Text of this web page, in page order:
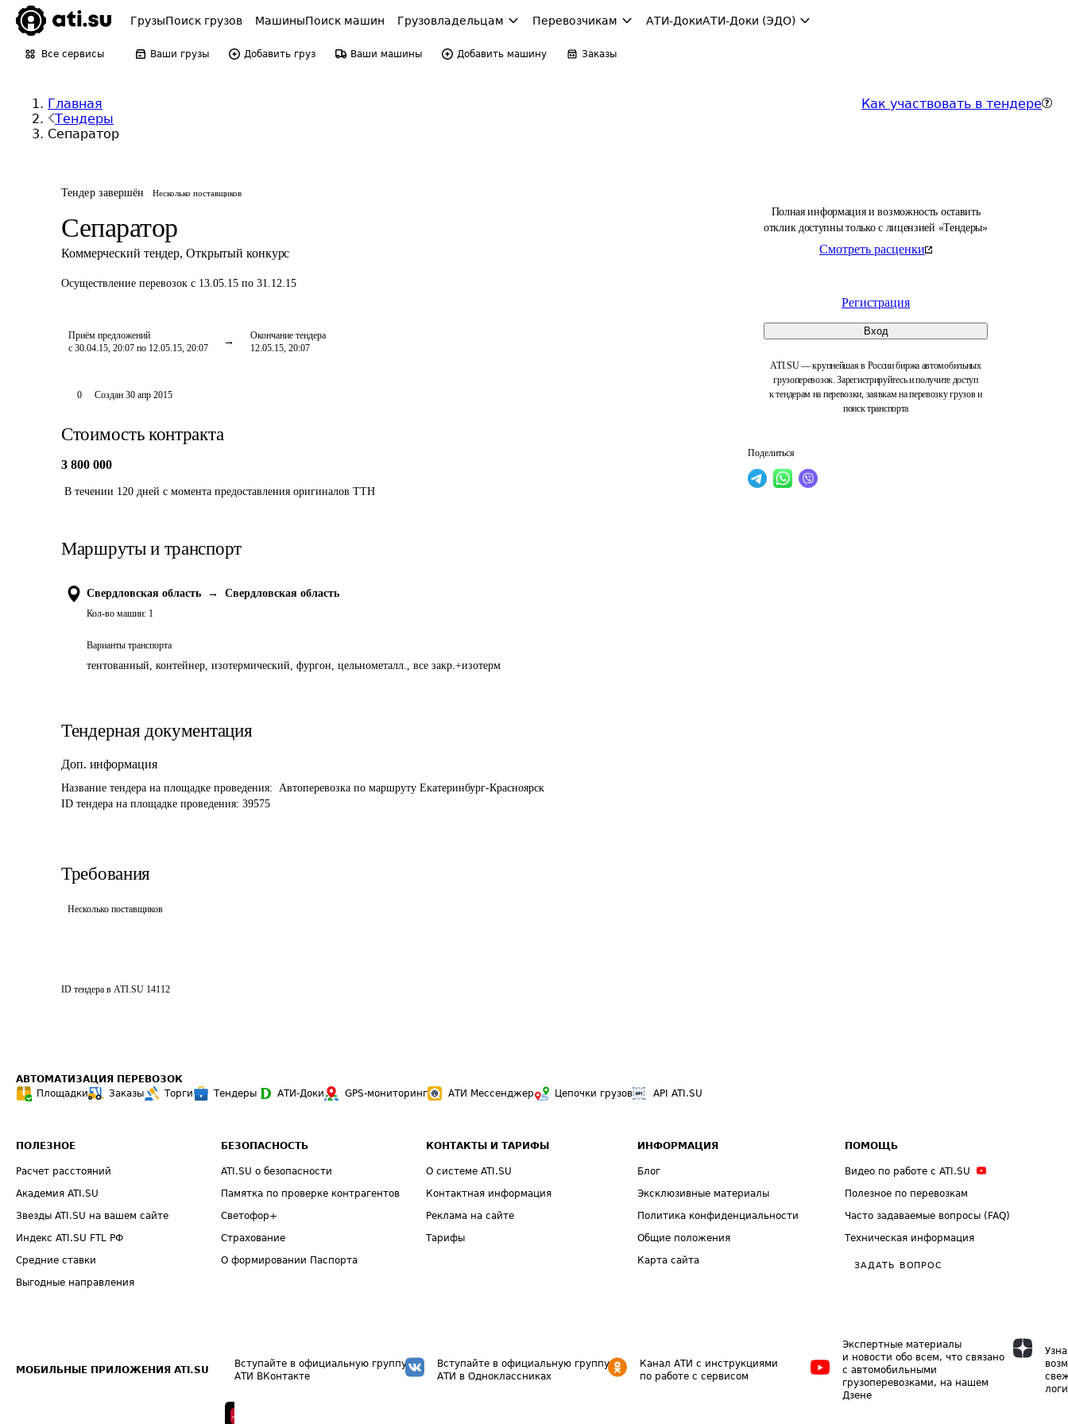
ГрузыПоиск грузов МашиныПоиск машин Грузовладельцам Перевозчикам АТИ-ДокиАТИ-Доки (ЭДО)
Все сервисы Ваши грузы Добавить груз Ваши машины Добавить машину Заказы
Главная
Тендеры
Сепаратор
Как участвовать в тендере
Тендер завершён Несколько поставщиков
Сепаратор
Коммерческий тендер, Открытый конкурс
Осуществление перевозок с 13.05.15 по 31.12.15
Приём предложений
с 30.04.15, 20:07 по 12.05.15, 20:07
Окончание тендера
12.05.15, 20:07
Полная информация и возможность оставить
отклик доступны только с лицензией «Тендеры»
Смотреть расценки
Регистрация
Вход
ATI.SU — крупнейшая в России биржа автомобильных
грузоперевозок. Зарегистрируйтесь и получите доступ
к тендерам на перевозки, заявкам на перевозку грузов и
поиск транспорта
Поделиться
0 Создан 30 апр 2015
Стоимость контракта
3 800 000
В течении 120 дней с момента предоставления оригиналов ТТН
Маршруты и транспорт
Свердловская область → Свердловская область
Кол-во машин: 1
Варианты транспорта
тентованный, контейнер, изотермический, фургон, цельнометалл., все закр.+изотерм
Тендерная документация
Доп. информация
Название тендера на площадке проведения: Автоперевозка по маршруту Екатеринбург-Красноярск
ID тендера на площадке проведения: 39575
Требования
Несколько поставщиков
ID тендера в ATI.SU 14112
АВТОМАТИЗАЦИЯ ПЕРЕВОЗОК
Площадки
Заказы Торги Тендеры АТИ-Доки GPS-мониторинг АТИ Мессенджер Цепочки грузов API ATI.SU
ПОЛЕЗНОЕ
Расчет расстояний
Академия ATI.SU
Звезды ATI.SU на вашем сайте
Индекс ATI.SU FTL РФ
Средние ставки
Выгодные направления
БЕЗОПАСНОСТЬ
ATI.SU о безопасности
Памятка по проверке контрагентов
Светофор+
Страхование
О формировании Паспорта
КОНТАКТЫ И ТАРИФЫ
О системе ATI.SU
Контактная информация
Реклама на сайте
Тарифы
ИНФОРМАЦИЯ
Блог
Эксклюзивные материалы
Политика конфиденциальности
Общие положения
Карта сайта
ПОМОЩЬ
Видео по работе с ATI.SU
Полезное по перевозкам
Часто задаваемые вопросы (FAQ)
Техническая информация
ЗАДАТЬ ВОПРОС
МОБИЛЬНЫЕ ПРИЛОЖЕНИЯ ATI.SU
Вступайте в официальную группу
АТИ ВКонтакте
Вступайте в официальную группу
АТИ в Одноклассниках
Канал АТИ с инструкциями
по работе с сервисом
Экспертные материалы
и новости обо всем, что связано
с автомобильными
грузоперевозками, на нашем
Дзене